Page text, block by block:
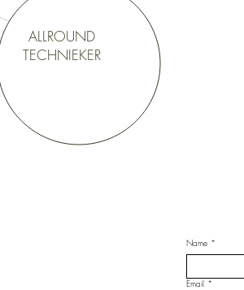
ALLROUND
TECHNIEKER
Name *
Email *